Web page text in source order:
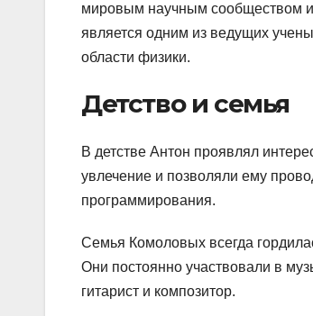
мировым научным сообществом
является одним из ведущих
области физики.
Детство и семья
В детстве Антон проявлял
увлечение и позволяли ему
программирования.
Семья Комоловых всегда
Они постоянно участвовали в
гитарист и композитор.